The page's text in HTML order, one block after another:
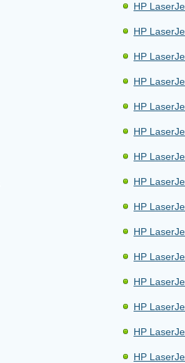
HP
HP
HP
HP
HP
HP
HP
HP
HP
HP
HP
HP
HP
HP
HP